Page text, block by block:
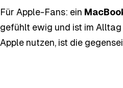
Für Apple-Fans: ein
gefühlt ewig und ist im Alltag
Apple nutzen, ist die